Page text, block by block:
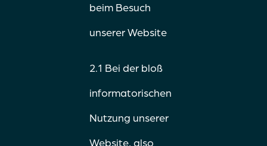
beim Besuch
unserer Website
2.1 Bei der bloß
informatorischen
Nutzung unserer
Website, also